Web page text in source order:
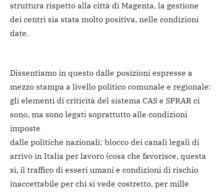
struttura rispetto alla città di Magenta, la gestione
dei centri sia stata molto positiva, nelle condizioni
date.
Dissentiamo in questo dalle posizioni espresse a
mezzo stampa a livello politico comunale e regionale:
gli elementi di criticità del sistema CAS e SPRAR ci
sono, ma sono legati soprattutto alle condizioni
imposte
dalle politiche nazionali: blocco dei canali legali di
arrivo in Italia per lavoro (cosa che favorisce, questa
sì, il traffico di esseri umani e condizioni di rischio
inaccettabile per chi si vede costretto, per mille